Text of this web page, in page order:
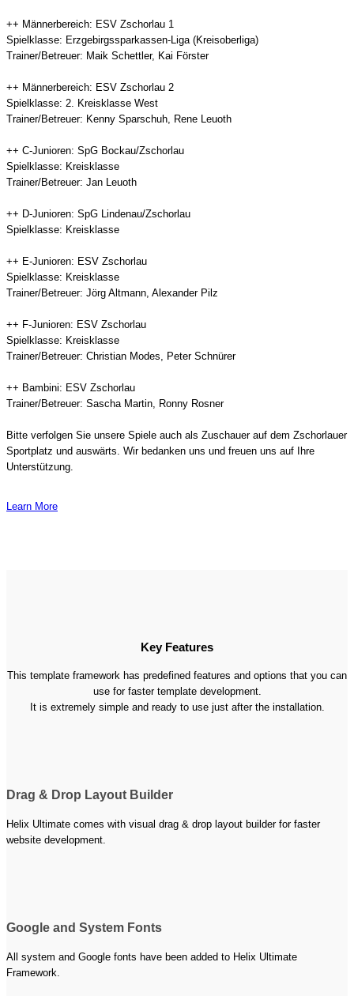
++ Männerbereich: ESV Zschorlau 1
Spielklasse: Erzgebirgssparkassen-Liga (Kreisoberliga)
Trainer/Betreuer: Maik Schettler, Kai Förster
++ Männerbereich: ESV Zschorlau 2
Spielklasse: 2. Kreisklasse West
Trainer/Betreuer: Kenny Sparschuh, Rene Leuoth
++ C-Junioren: SpG Bockau/Zschorlau
Spielklasse: Kreisklasse
Trainer/Betreuer: Jan Leuoth
++ D-Junioren: SpG Lindenau/Zschorlau
Spielklasse: Kreisklasse
++ E-Junioren: ESV Zschorlau
Spielklasse: Kreisklasse
Trainer/Betreuer: Jörg Altmann, Alexander Pilz
++ F-Junioren: ESV Zschorlau
Spielklasse: Kreisklasse
Trainer/Betreuer: Christian Modes, Peter Schnürer
++ Bambini: ESV Zschorlau
Trainer/Betreuer: Sascha Martin, Ronny Rosner
Bitte verfolgen Sie unsere Spiele auch als Zuschauer auf dem Zschorlauer
Sportplatz und auswärts. Wir bedanken uns und freuen uns auf Ihre
Unterstützung.
Learn More
Key Features
This template framework has predefined features and options that you can
use for faster template development.
It is extremely simple and ready to use just after the installation.
Drag & Drop Layout Builder
Helix Ultimate comes with visual drag & drop layout builder for faster
website development.
Google and System Fonts
All system and Google fonts have been added to Helix Ultimate
Framework.